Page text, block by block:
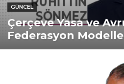
GÜNCEL
Çerçeve Yasa ve
Federasyon